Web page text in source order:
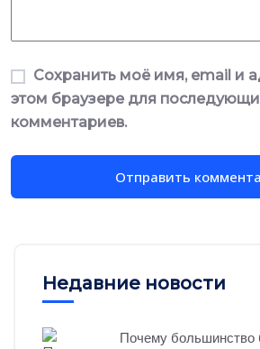
Сохранить моё имя, email и
этом браузере для
комментариев.
Недавние новости
Почему большинство